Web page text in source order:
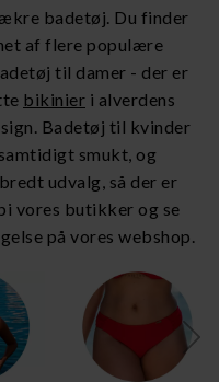
badetøj. Du finder
af flere populære
til damer - der er
bikinier i alverdens
Badetøj til kvinder
smukt, og
udvalg, så der er
vores butikker og se
på vores webshop.